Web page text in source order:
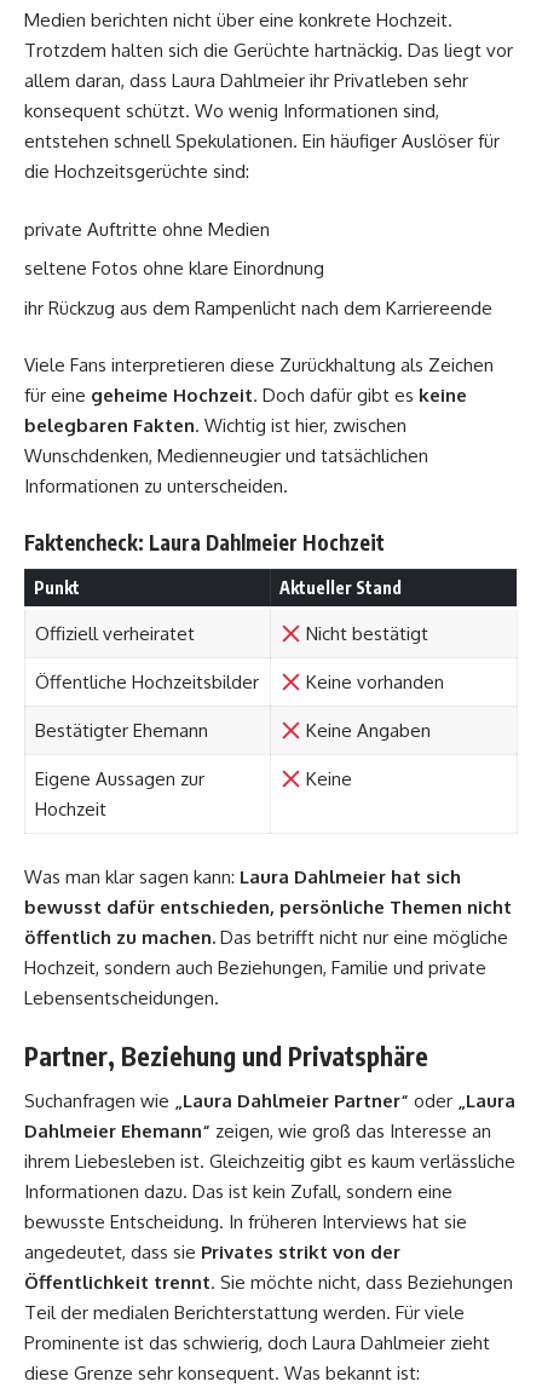
Medien berichten nicht über eine konkrete Hochzeit.
Trotzdem halten sich die Gerüchte hartnäckig. Das liegt vor
allem daran, dass Laura Dahlmeier ihr Privatleben sehr
konsequent schützt. Wo wenig Informationen sind,
entstehen schnell Spekulationen. Ein häufiger Auslöser für
die Hochzeitsgerüchte sind:
private Auftritte ohne Medien
seltene Fotos ohne klare Einordnung
ihr Rückzug aus dem Rampenlicht nach dem Karriereende
Viele Fans interpretieren diese Zurückhaltung als Zeichen
für eine geheime Hochzeit. Doch dafür gibt es keine
belegbaren Fakten. Wichtig ist hier, zwischen
Wunschdenken, Medienneugier und tatsächlichen
Informationen zu unterscheiden.
Faktencheck: Laura Dahlmeier Hochzeit
Punkt Aktueller Stand
Offiziell verheiratet Nicht bestätigt
Öffentliche Hochzeitsbilder Keine vorhanden
Bestätigter Ehemann Keine Angaben
Eigene Aussagen zur
Hochzeit
Keine
Was man klar sagen kann: Laura Dahlmeier hat sich
bewusst dafür entschieden, persönliche Themen nicht
öffentlich zu machen. Das betrifft nicht nur eine mögliche
Hochzeit, sondern auch Beziehungen, Familie und private
Lebensentscheidungen.
Partner, Beziehung und Privatsphäre
Suchanfragen wie „Laura Dahlmeier Partner“ oder
„Laura
Dahlmeier Ehemann“ zeigen, wie groß das Interesse an
ihrem Liebesleben ist. Gleichzeitig gibt es kaum verlässliche
Informationen dazu. Das ist kein Zufall, sondern eine
bewusste Entscheidung. In früheren Interviews hat sie
angedeutet, dass sie Privates strikt von der
Öffentlichkeit trennt. Sie möchte nicht, dass Beziehungen
Teil der medialen Berichterstattung werden. Für viele
Prominente ist das schwierig, doch Laura Dahlmeier zieht
diese Grenze sehr konsequent. Was bekannt ist: